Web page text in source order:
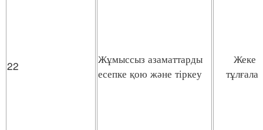
22
Жұмыссыз азаматтарды
есепке қою және тіркеу
Жеке
тұлғалар